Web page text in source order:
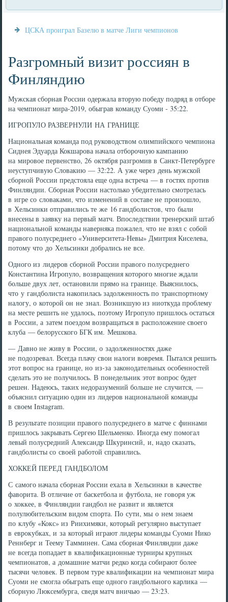
ЦСКА проиграл Базелю в матче Лиги чемпионов
Разгромный визит россиян в
Финляндию
Мужская сборная России одержала вторую победу подряд в отборе
на чемпионат мира-2019, обыграв команду Суоми - 35:22.
ИГРОПУЛО РАЗВЕРНУЛИ НА ГРАНИЦЕ
Национальная команда под руководством олимпийского чемпиона
Сиднея Эдуарда Кокшарова начала отборочную кампанию
на мировое первенство, 26 октября разгромив в Санкт-Петербурге
неуступчивую Словакию — 32:22. А уже через день мужской
сборной России предстояла еще одна встреча — в гостях против
Финляндии. Сборная России настолько убедительно смотрелась
в игре со словаками, что изменений в составе не произошло,
в Хельсинки отправились те же 16 гандболистов, что были
внесены в заявку на первый матч. Впоследствии тренерский штаб
национальной команды наверняка пожалел, что не взял с собой
правого полусреднего «Университета-Невы» Дмитрия Киселева,
потому что до Хельсинки добрались не все.
Одного из лидеров сборной России правого полусреднего
Константина Игропуло, возвращения которого многие ждали
больше двух лет, остановили прямо на границе. Выяснилось,
что у гандболиста накопилась задолженность по транспортному
налогу, о которой он не знал. Возникшую из ниоткуда проблему
на месте решить не удалось, поэтому Игропуло пришлось остаться
в России, а затем поездом возвращаться в расположение своего
клуба — белорусского БГК им. Мешкова.
— Давно не живу в России, о задолженностях даже
не подозревал. Всегда плачу свои налоги вовремя. Пытался решить
этот вопрос на границе, но из-за законодательных особенностей
сделать это не получилось. В понедельник этот вопрос будет
решен. Надеюсь, таких недоразумений больше не случится, —
объяснил ситуацию один из лидеров национальной команды
в своем Instagram.
В результате позиции правого полусреднего в матче с финнами
пришлось закрывать Сергею Шельменко. Иногда ему помогал
левый полусредний Александр Шкуринсий, и, надо сказать,
гандболисты со своей работой справились.
ХОККЕЙ ПЕРЕД ГАНДБОЛОМ
С самого начала сборная России ехала в Хельсинки в качестве
фаворита. В отличие от баскетбола и футбола, не говоря уж
о хоккее, в Финляндии гандбол не развит и является
полулюбительским видом спорта. По сути, мы о нем знаем
по клубу «Кокс» из Риихимяки, который регулярно выступает
в еврокубках, и за который играют лидеры команды Суоми Нико
Реннберг и Теему Тамминен. Сама сборная Финляндии даже
не всегда попадает в квалификационные турниры крупных
чемпионатов, а домашние матчи редко когда собирают более
тысячи человек. В первом туре квалификации на чемпионат мира
Суоми не смогла обыграть еще одного гандбольного карлика —
сборную Люксембурга, сведя матч вничью — 23:23.